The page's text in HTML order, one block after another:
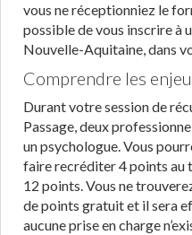
vous ne réceptionniez le
possible de vous inscrire à
Nouvelle-Aquitaine, dans
Comprendre les
Durant votre session de
Passage, deux
un psychologue. Vous
faire recréditer 4 points au
12 points. Vous ne
de points gratuit et il sera
aucune prise en charge